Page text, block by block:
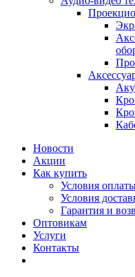
Новости
Акции
Как купить
Условия
Условия
Гарантия и
Оптовикам
Услуги
Контакты